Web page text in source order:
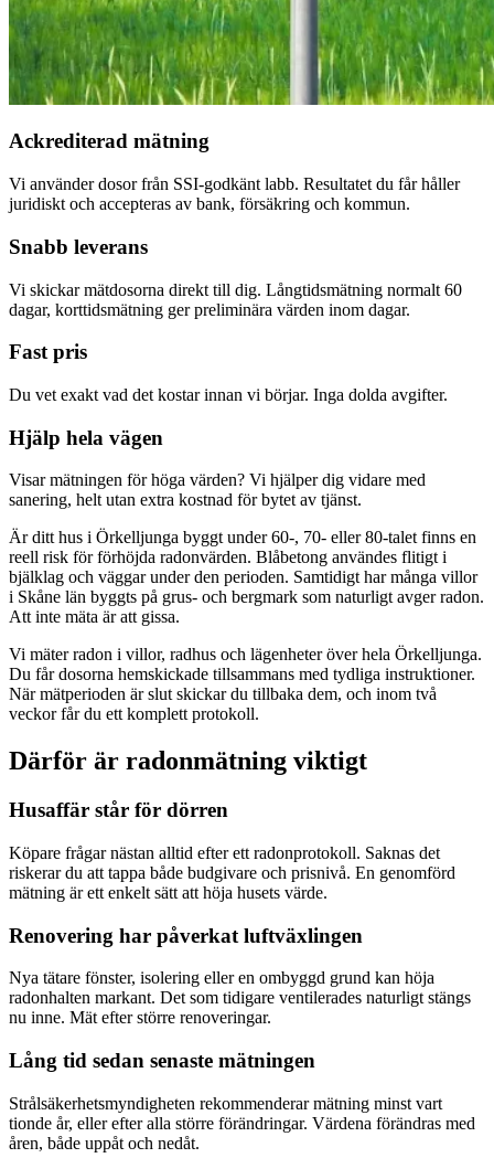
Ackrediterad mätning
Vi använder dosor från SSI-godkänt labb. Resultatet du får håller
juridiskt och accepteras av bank, försäkring och kommun.
Snabb leverans
Vi skickar mätdosorna direkt till dig. Långtidsmätning normalt 60
dagar, korttidsmätning ger preliminära värden inom dagar.
Fast pris
Du vet exakt vad det kostar innan vi börjar. Inga dolda avgifter.
Hjälp hela vägen
Visar mätningen för höga värden? Vi hjälper dig vidare med
sanering, helt utan extra kostnad för bytet av tjänst.
Är ditt hus i Örkelljunga byggt under 60-, 70- eller 80-talet finns en
reell risk för förhöjda radonvärden. Blåbetong användes flitigt i
bjälklag och väggar under den perioden. Samtidigt har många villor
i Skåne län byggts på grus- och bergmark som naturligt avger radon.
Att inte mäta är att gissa.
Vi mäter radon i villor, radhus och lägenheter över hela Örkelljunga.
Du får dosorna hemskickade tillsammans med tydliga instruktioner.
När mätperioden är slut skickar du tillbaka dem, och inom två
veckor får du ett komplett protokoll.
Därför är radonmätning viktigt
Husaffär står för dörren
Köpare frågar nästan alltid efter ett radonprotokoll. Saknas det
riskerar du att tappa både budgivare och prisnivå. En genomförd
mätning är ett enkelt sätt att höja husets värde.
Renovering har påverkat luftväxlingen
Nya tätare fönster, isolering eller en ombyggd grund kan höja
radonhalten markant. Det som tidigare ventilerades naturligt stängs
nu inne. Mät efter större renoveringar.
Lång tid sedan senaste mätningen
Strålsäkerhetsmyndigheten rekommenderar mätning minst vart
tionde år, eller efter alla större förändringar. Värdena förändras med
åren, både uppåt och nedåt.